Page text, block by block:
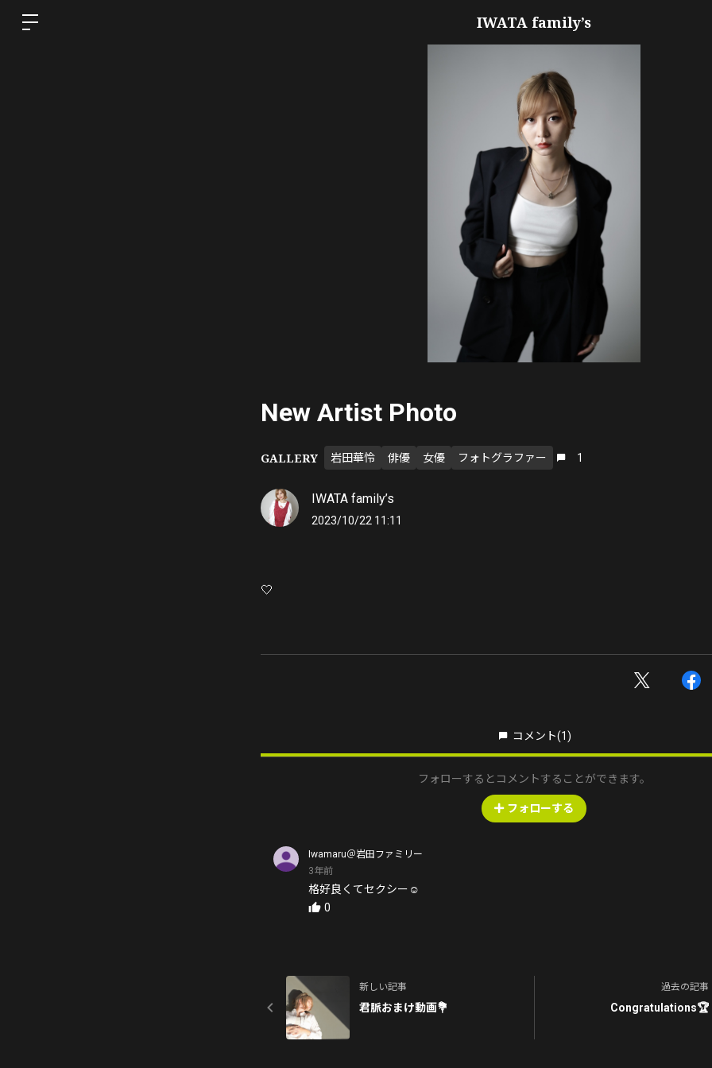
IWATA family’s
New Artist Photo
GALLERY 岩田華怜 俳優 女優 フォトグラファー 1
IWATA family’s
2023/10/22 11:11
🤍
コメント(1)
フォローするとコメントすることができます。
フォローする
Iwamaru＠岩田ファミリー
3年前
格好良くてセクシー☺️
0
新しい記事
君脈おまけ動画💐
過去の記事
Congratulations🏆